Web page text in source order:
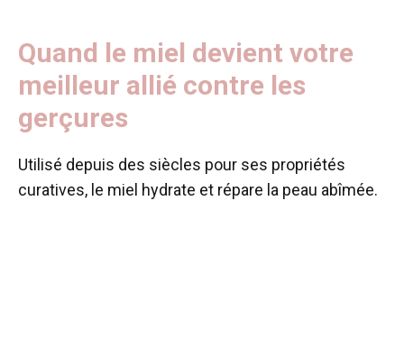
Quand le miel devient votre
meilleur allié contre les
gerçures
Utilisé depuis des siècles pour ses propriétés
curatives, le miel hydrate et répare la peau abîmée.